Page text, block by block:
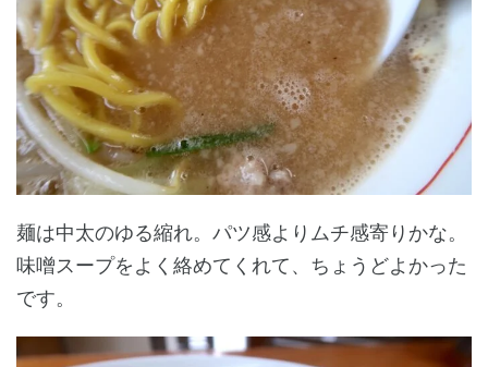
麺は中太のゆる縮れ。パツ感よりムチ感寄りかな。
味噌スープをよく絡めてくれて、ちょうどよかった
です。